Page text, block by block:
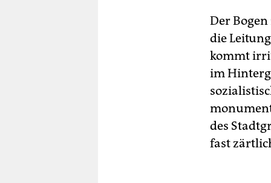
Der
die
kommt
im
des
fast